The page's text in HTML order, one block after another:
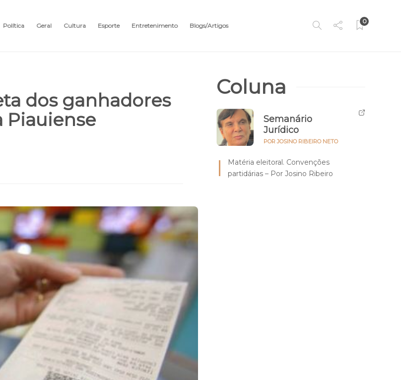
Política Geral Cultura Esporte Entretenimento Blogs/Artigos
0
dos ganhadores
Piauiense
Coluna
Semanário
Jurídico
POR JOSINO RIBEIRO NETO
Matéria eleitoral. Convenções
partidárias – Por Josino Ribeiro